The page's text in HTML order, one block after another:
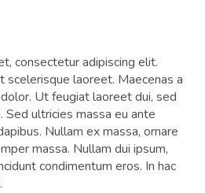
consectetur adipiscing elit.
laoreet. Maecenas a
Ut feugiat laoreet dui, sed
Sed ultricies massa eu ante
Nullam ex massa, ornare
massa. Nullam dui ipsum,
condimentum eros. In hac